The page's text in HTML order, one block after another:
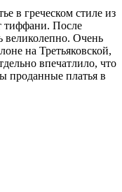
в греческом стиле из
тиффани. После
великолепно. Очень
на Третьяковской,
впечатлило, что
проданные платья в